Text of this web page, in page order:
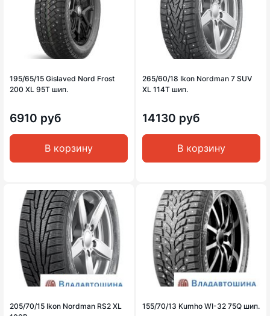
195/65/15 Gislaved Nord Frost
200 XL 95T шип.
6910 руб
В корзину
265/60/18 Ikon Nordman 7 SUV
XL 114T шип.
14130 руб
В корзину
205/70/15 Ikon Nordman RS2 XL
155/70/13 Kumho WI-32 75Q шип.